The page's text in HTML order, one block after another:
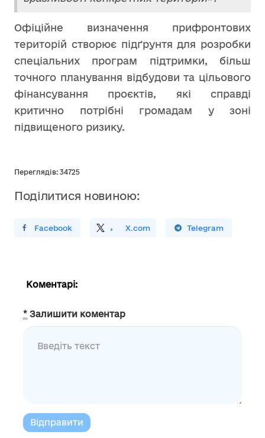
Офіційне визначення прифронтових
територій створює підґрунтя для розробки
спеціальних програм підтримки, більш
точного планування відбудови та цільового
фінансування проєктів, які справді
критично потрібні громадам у зоні
підвищеного ризику.
Переглядів: 34725
Поділитися новиною:
У FacebookПоділитись X.com
Поширити У Telegram
Коментарі:
* Залишити коментар
Відправити